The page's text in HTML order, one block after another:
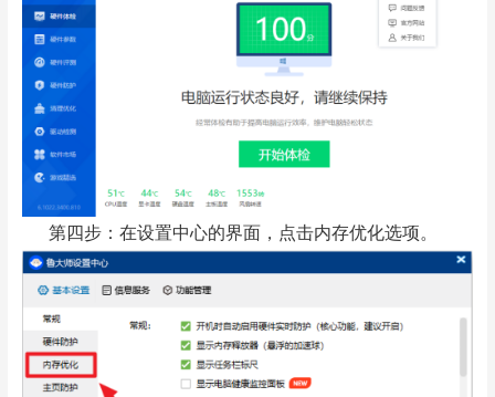
第四步：在设置中心的界面，点击内存优化选项。